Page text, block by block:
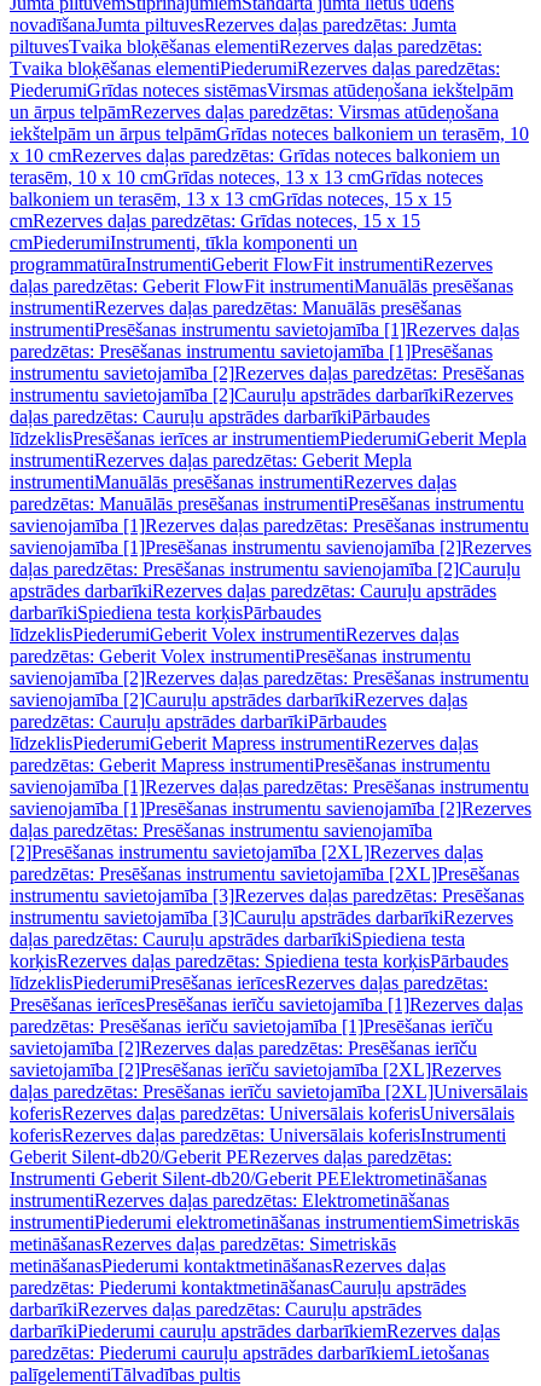
novadīšanaJumta piltuvesRezerves daļas paredzētas: Jumta
piltuvesTvaika bloķēšanas elementiRezerves daļas paredzētas:
Tvaika bloķēšanas elementiPiederumiRezerves daļas paredzētas:
PiederumiGrīdas noteces sistēmasVirsmas atūdeņošana iekštelpām
un ārpus telpāmRezerves daļas paredzētas: Virsmas atūdeņošana
iekštelpām un ārpus telpāmGrīdas noteces balkoniem un terasēm, 10
x 10 cmRezerves daļas paredzētas: Grīdas noteces balkoniem un
terasēm, 10 x 10 cmGrīdas noteces, 13 x 13 cmGrīdas noteces
balkoniem un terasēm, 13 x 13 cmGrīdas noteces, 15 x 15
cmRezerves daļas paredzētas: Grīdas noteces, 15 x 15
cmPiederumiInstrumenti, tīkla komponenti un
programmatūraInstrumentiGeberit FlowFit instrumentiRezerves
daļas paredzētas: Geberit FlowFit instrumentiManuālās presēšanas
instrumentiRezerves daļas paredzētas: Manuālās presēšanas
instrumentiPresēšanas instrumentu savietojamība [1]Rezerves daļas
paredzētas: Presēšanas instrumentu savietojamība [1]Presēšanas
instrumentu savietojamība [2]Rezerves daļas paredzētas: Presēšanas
instrumentu savietojamība [2]Cauruļu apstrādes darbarīkiRezerves
daļas paredzētas: Cauruļu apstrādes darbarīkiPārbaudes
līdzeklisPresēšanas ierīces ar instrumentiemPiederumiGeberit Mepla
instrumentiRezerves daļas paredzētas: Geberit Mepla
instrumentiManuālās presēšanas instrumentiRezerves daļas
paredzētas: Manuālās presēšanas instrumentiPresēšanas instrumentu
savienojamība [1]Rezerves daļas paredzētas: Presēšanas instrumentu
savienojamība [1]Presēšanas instrumentu savienojamība [2]Rezerves
daļas paredzētas: Presēšanas instrumentu savienojamība [2]Cauruļu
apstrādes darbarīkiRezerves daļas paredzētas: Cauruļu apstrādes
darbarīkiSpiediena testa korķisPārbaudes
līdzeklisPiederumiGeberit Volex instrumentiRezerves daļas
paredzētas: Geberit Volex instrumentiPresēšanas instrumentu
savienojamība [2]Rezerves daļas paredzētas: Presēšanas instrumentu
savienojamība [2]Cauruļu apstrādes darbarīkiRezerves daļas
paredzētas: Cauruļu apstrādes darbarīkiPārbaudes
līdzeklisPiederumiGeberit Mapress instrumentiRezerves daļas
paredzētas: Geberit Mapress instrumentiPresēšanas instrumentu
savienojamība [1]Rezerves daļas paredzētas: Presēšanas instrumentu
savienojamība [1]Presēšanas instrumentu savienojamība [2]Rezerves
daļas paredzētas: Presēšanas instrumentu savienojamība
[2]Presēšanas instrumentu savietojamība [2XL]Rezerves daļas
paredzētas: Presēšanas instrumentu savietojamība [2XL]Presēšanas
instrumentu savietojamība [3]Rezerves daļas paredzētas: Presēšanas
instrumentu savietojamība [3]Cauruļu apstrādes darbarīkiRezerves
daļas paredzētas: Cauruļu apstrādes darbarīkiSpiediena testa
korķisRezerves daļas paredzētas: Spiediena testa korķisPārbaudes
līdzeklisPiederumiPresēšanas ierīcesRezerves daļas paredzētas:
Presēšanas ierīcesPresēšanas ierīču savietojamība [1]Rezerves daļas
paredzētas: Presēšanas ierīču savietojamība [1]Presēšanas ierīču
savietojamība [2]Rezerves daļas paredzētas: Presēšanas ierīču
savietojamība [2]Presēšanas ierīču savietojamība [2XL]Rezerves
daļas paredzētas: Presēšanas ierīču savietojamība [2XL]Universālais
koferisRezerves daļas paredzētas: Universālais koferisUniversālais
koferisRezerves daļas paredzētas: Universālais koferisInstrumenti
Geberit Silent-db20/Geberit PERezerves daļas paredzētas:
Instrumenti Geberit Silent-db20/Geberit PEElektrometināšanas
instrumentiRezerves daļas paredzētas: Elektrometināšanas
instrumentiPiederumi elektrometināšanas instrumentiemSimetriskās
metināšanasRezerves daļas paredzētas: Simetriskās
metināšanasPiederumi kontaktmetināšanasRezerves daļas
paredzētas: Piederumi kontaktmetināšanasCauruļu apstrādes
darbarīkiRezerves daļas paredzētas: Cauruļu apstrādes
darbarīkiPiederumi cauruļu apstrādes darbarīkiemRezerves daļas
paredzētas: Piederumi cauruļu apstrādes darbarīkiemLietošanas
palīgelementiTālvadības pultis